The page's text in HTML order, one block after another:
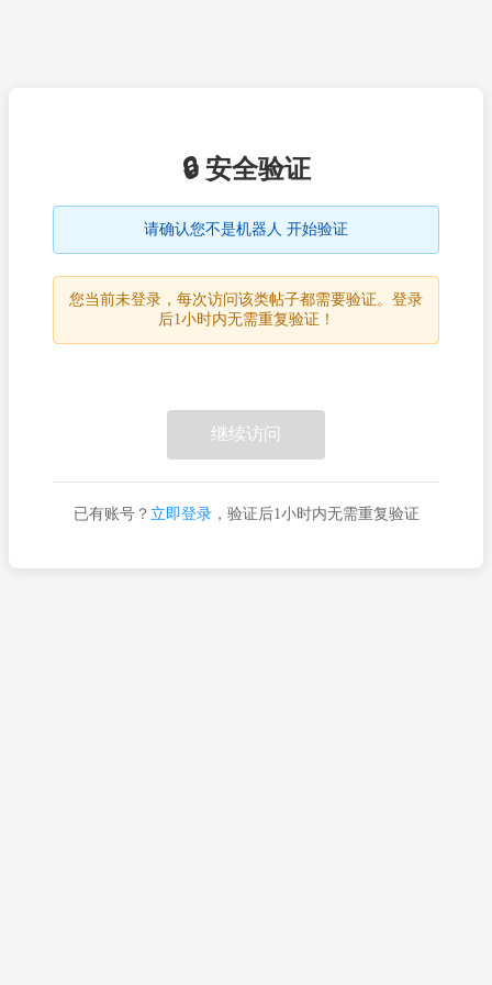
🔒 安全验证
请确认您不是机器人 开始验证
您当前未登录，每次访问该类帖子都需要验证。登录
后1小时内无需重复验证！
继续访问
已有账号？ 立即登录，验证后1小时内无需重复验证